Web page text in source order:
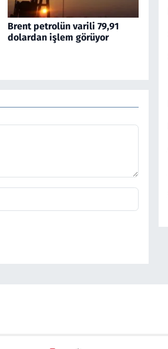
Brent petrolün varili 79,91
dolardan işlem görüyor